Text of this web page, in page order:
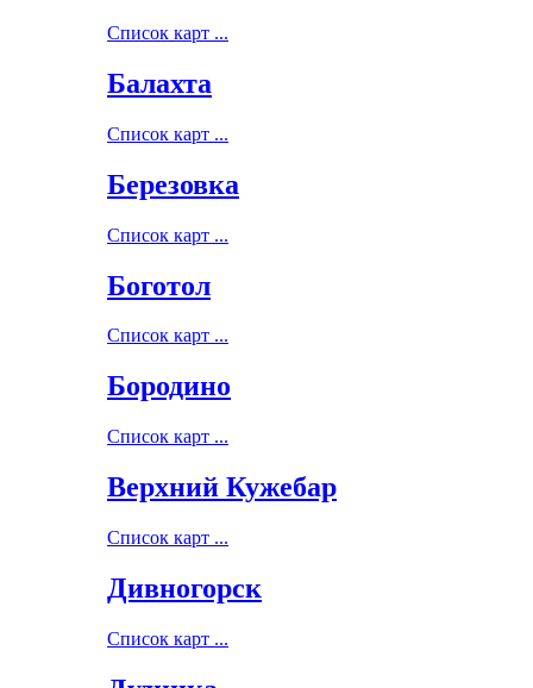
Список карт ...
Балахта
Список карт ...
Березовка
Список карт ...
Боготол
Список карт ...
Бородино
Список карт ...
Верхний Кужебар
Список карт ...
Дивногорск
Список карт ...